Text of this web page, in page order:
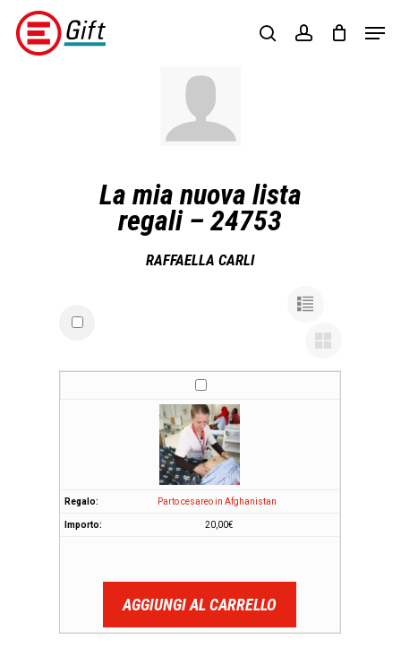
Skip
main
searchaccount
La mia nuova lista
regali – 24753
RAFFAELLA CARLI
Parto cesareo in Afghanistan
20,00€
AGGIUNGI AL CARRELLO